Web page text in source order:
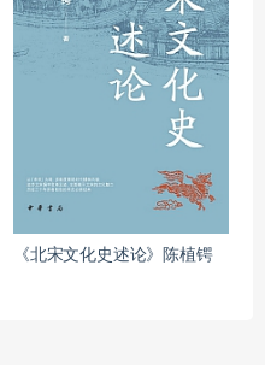
《北宋文化史述论》陈植锷